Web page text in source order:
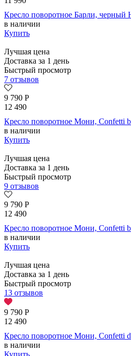
Кресло поворотное Барли, черный
в наличии
Купить
Лучшая цена
Доставка за 1 день
Быстрый просмотр
7 отзывов
9 790 Р
12 490
Кресло поворотное Мони, Confetti
в наличии
Купить
Лучшая цена
Доставка за 1 день
Быстрый просмотр
9 отзывов
9 790 Р
12 490
Кресло поворотное Мони, Confetti
в наличии
Купить
Лучшая цена
Доставка за 1 день
Быстрый просмотр
13 отзывов
9 790 Р
12 490
Кресло поворотное Мони, Confetti
в наличии